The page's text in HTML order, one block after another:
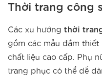
Thời trang công
Các xu hướng thời
gồm các mẫu đầm thiết
chất liệu cao cấp. Phụ
trang phục có thể dễ